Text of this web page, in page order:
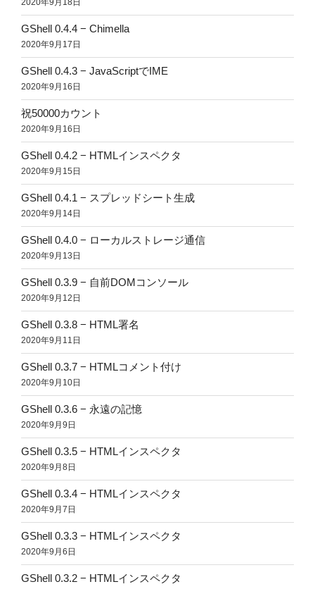
2020年9月18日
GShell 0.4.4 − Chimella
2020年9月17日
GShell 0.4.3 − JavaScriptでIME
2020年9月16日
祝50000カウント
2020年9月16日
GShell 0.4.2 − HTMLインスペクタ
2020年9月15日
GShell 0.4.1 − スプレッドシート生成
2020年9月14日
GShell 0.4.0 − ローカルストレージ通信
2020年9月13日
GShell 0.3.9 − 自前DOMコンソール
2020年9月12日
GShell 0.3.8 − HTML署名
2020年9月11日
GShell 0.3.7 − HTMLコメント付け
2020年9月10日
GShell 0.3.6 − 永遠の記憶
2020年9月9日
GShell 0.3.5 − HTMLインスペクタ
2020年9月8日
GShell 0.3.4 − HTMLインスペクタ
2020年9月7日
GShell 0.3.3 − HTMLインスペクタ
2020年9月6日
GShell 0.3.2 − HTMLインスペクタ